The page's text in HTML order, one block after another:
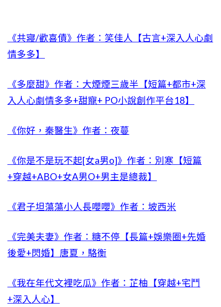
《共寢/歡喜債》作者：笑佳人【古言+深入人心劇
情多多】
《多麼甜》作者：大煙煙三歲半【短篇+都市+深
入人心劇情多多+甜寵+ PO小說創作平台18】
《你好，秦醫生》作者：夜蔓
《你是不是玩不起[女a男o]》作者：別寒【短篇
+穿越+ABO+女A男O+男主是總裁】
《君子坦蕩蕩小人長嚶嚶》作者：坡西米
《完美夫妻》作者：糖不停【長篇+娛樂圈+先婚
後愛+閃婚】唐夏，駱衡
《我在年代文裡吃瓜》作者：芷柚【穿越+宅鬥
+深入人心】